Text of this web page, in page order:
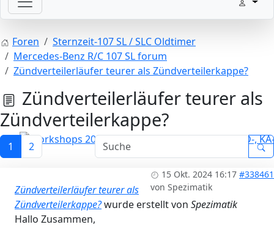
Bitte schickt Eure Datenkarten vor 82 an die Sternzeit
Workshops 2026 - Hzg & Klima 16.5. Erlangen, D-, KA-
Foren
Sternzeit-107 SL / SLC Oldtimer
Mercedes-Benz R/C 107 SL forum
Zündverteilerläufer teurer als Zündverteilerkappe?
Zündverteilerläufer teurer als
Zündverteilerkappe?
1 2
15 Okt. 2024 16:17 #338461
von Spezimatik
Zündverteilerläufer teurer als
Zündverteilerkappe?wurde erstellt von Spezimatik
Hallo Zusammen,